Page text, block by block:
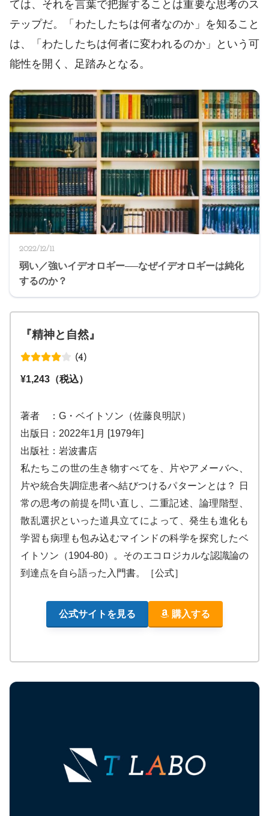
ては、それを言葉で把握することは重要な思考のス
テップだ。「わたしたちは何者なのか」を知ること
は、「わたしたちは何者に変われるのか」という可
能性を開く、足踏みとなる。
2022/12/11
弱い／強いイデオロギー──なぜイデオロギーは純化
するのか？
『精神と自然』
(4)
¥1,243（税込）
著者 ：G・ベイトソン（佐藤良明訳）
出版日：2022年1月 [1979年]
出版社：岩波書店
私たちこの世の生き物すべてを、片やアメーバへ、
片や統合失調症患者へ結びつけるパターンとは？ 日
常の思考の前提を問い直し、二重記述、論理階型、
散乱選択といった道具立てによって、発生も進化も
学習も病理も包み込むマインドの科学を探究したベ
イトソン（1904-80）。そのエコロジカルな認識論の
到達点を自ら語った入門書。［公式］
公式サイトを見る 購入する